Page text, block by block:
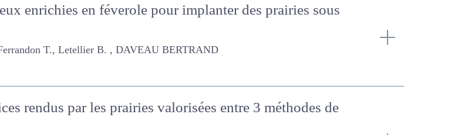
enrichies en féverole pour implanter des prairies
T., Letellier B. , DAVEAU BERTRAND
rendus par les prairies valorisées entre 3 méthodes